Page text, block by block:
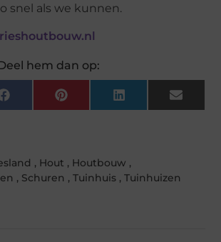
snel als we kunnen.
hem dan op:
FacebookPinterestLinkedIn Email
, Hout , Houtbouw ,
, Schuren ,Tuinhuis ,Tuinhuizen